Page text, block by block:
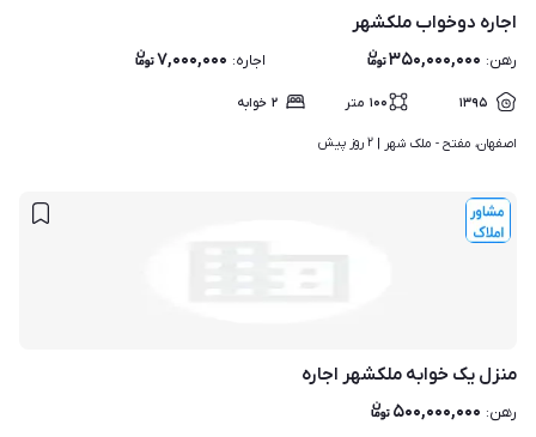
اجاره دوخواب ملکشهر
رهن: ۳۵۰,۰۰۰,۰۰۰ اجاره: ۷,۰۰۰,۰۰۰
۱۳۹۵ ۱۰۰ متر ۲ خوابه
اصفهان، مفتح - ملک شهر | ۲ روز پیش
منزل یک خوابه ملکشهر اجاره
رهن: ۵۰۰,۰۰۰,۰۰۰